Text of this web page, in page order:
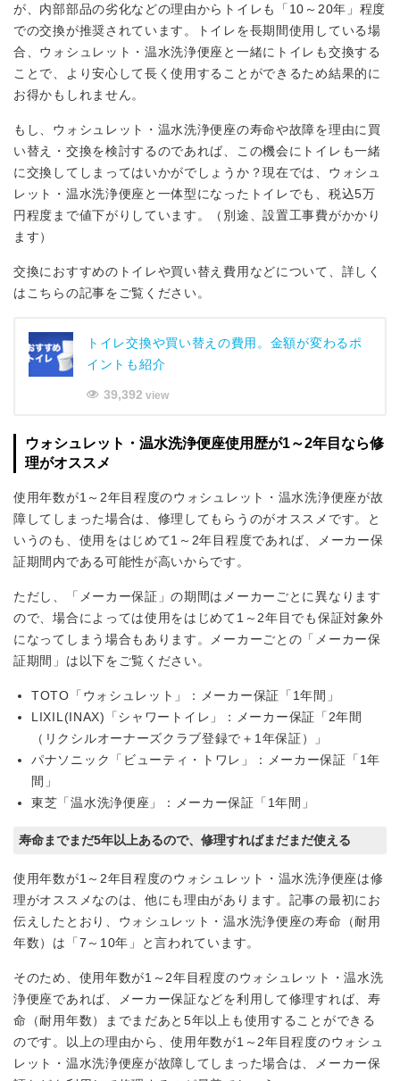
が、内部部品の劣化などの理由からトイレも「10～20年」程度
での交換が推奨されています。トイレを長期間使用している場
合、ウォシュレット・温水洗浄便座と一緒にトイレも交換する
ことで、より安心して長く使用することができるため結果的に
お得かもしれません。
もし、ウォシュレット・温水洗浄便座の寿命や故障を理由に買
い替え・交換を検討するのであれば、この機会にトイレも一緒
に交換してしまってはいかがでしょうか？現在では、ウォシュ
レット・温水洗浄便座と一体型になったトイレでも、税込5万
円程度まで値下がりしています。（別途、設置工事費がかかり
ます）
交換におすすめのトイレや買い替え費用などについて、詳しく
はこちらの記事をご覧ください。
トイレ交換や買い替えの費用。金額が変わるポ
イントも紹介
39,392 view
ウォシュレット・温水洗浄便座使用歴が1～2年目なら修
理がオススメ
使用年数が1～2年目程度のウォシュレット・温水洗浄便座が故
障してしまった場合は、修理してもらうのがオススメです。と
いうのも、使用をはじめて1～2年目程度であれば、メーカー保
証期間内である可能性が高いからです。
ただし、「メーカー保証」の期間はメーカーごとに異なります
ので、場合によっては使用をはじめて1～2年目でも保証対象外
になってしまう場合もあります。メーカーごとの「メーカー保
証期間」は以下をご覧ください。
TOTO「ウォシュレット」：メーカー保証「1年間」
LIXIL(INAX)「シャワートイレ」：メーカー保証「2年間
（リクシルオーナーズクラブ登録で＋1年保証）」
パナソニック「ビューティ・トワレ」：メーカー保証「1年
間」
東芝「温水洗浄便座」：メーカー保証「1年間」
寿命までまだ5年以上あるので、修理すればまだまだ使える
使用年数が1～2年目程度のウォシュレット・温水洗浄便座は修
理がオススメなのは、他にも理由があります。記事の最初にお
伝えしたとおり、ウォシュレット・温水洗浄便座の寿命（耐用
年数）は「7～10年」と言われています。
そのため、使用年数が1～2年目程度のウォシュレット・温水洗
浄便座であれば、メーカー保証などを利用して修理すれば、寿
命（耐用年数）までまだあと5年以上も使用することができる
のです。以上の理由から、使用年数が1～2年目程度のウォシュ
レット・温水洗浄便座が故障してしまった場合は、メーカー保